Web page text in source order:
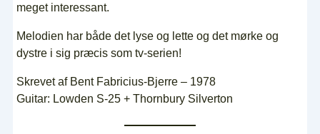
meget interessant.
Melodien har både det lyse og lette og det mørke og
dystre i sig præcis som tv-serien!
Skrevet af Bent Fabricius-Bjerre – 1978
Guitar: Lowden S-25 + Thornbury Silverton